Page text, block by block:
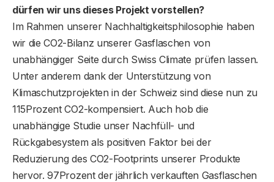
dürfen wir uns dieses Projekt vorstellen?
Im Rahmen unserer Nachhaltigkeitsphilosophie haben
wir die CO2-Bilanz unserer Gasflaschen von
unabhängiger Seite durch Swiss Climate prüfen lassen.
Unter anderem dank der Unterstützung von
Klimaschutzprojekten in der Schweiz sind diese nun zu
115Prozent CO2-kompensiert. Auch hob die
unabhängige Studie unser Nachfüll- und
Rückgabesystem als positiven Faktor bei der
Reduzierung des CO2-Footprints unserer Produkte
hervor. 97Prozent der jährlich verkauften Gasflaschen